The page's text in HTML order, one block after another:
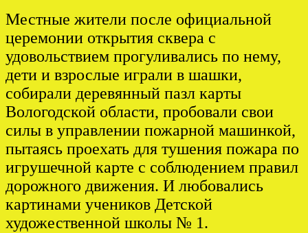
Местные жители после официальной
церемонии открытия сквера с
удовольствием прогуливались по нему,
дети и взрослые играли в шашки,
собирали деревянный пазл карты
Вологодской области, пробовали свои
силы в управлении пожарной машинкой,
пытаясь проехать для тушения пожара по
игрушечной карте с соблюдением правил
дорожного движения. И любовались
картинами учеников Детской
художественной школы № 1.